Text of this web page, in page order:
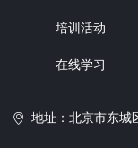
培训活动
在线学习
ꀷ 地址：北京市东城